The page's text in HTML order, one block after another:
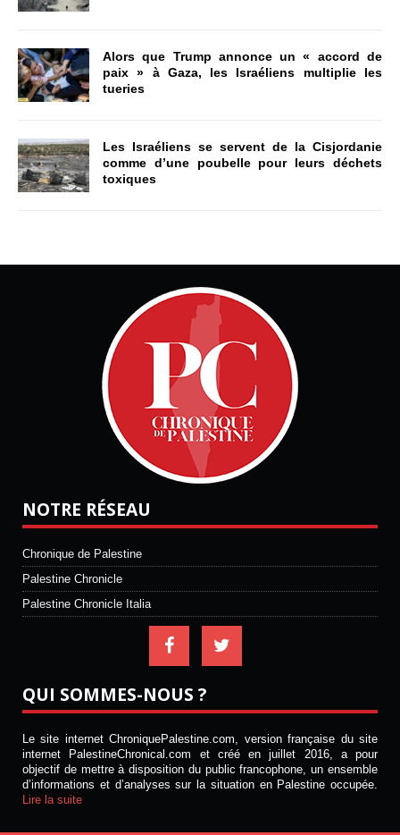
Alors que Trump annonce un « accord de
paix » à Gaza, les Israéliens multiplie les
tueries
Les Israéliens se servent de la Cisjordanie
comme d’une poubelle pour leurs déchets
toxiques
NOTRE RÉSEAU
Chronique de Palestine
Palestine Chronicle
Palestine Chronicle Italia
QUI SOMMES-NOUS ?
Le site internet ChroniquePalestine.com, version française du site
internet PalestineChronical.com et créé en juillet 2016, a pour
objectif de mettre à disposition du public francophone, un ensemble
d’informations et d’analyses sur la situation en Palestine occupée.
Lire la suite